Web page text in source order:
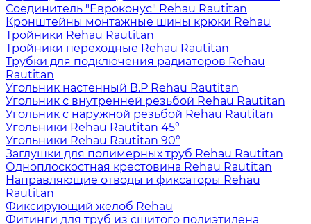
Соединитель "Евроконус" Rehau Rautitan
Кронштейны монтажные шины крюки Rehau
Тройники Rehau Rautitan
Тройники переходные Rehau Rautitan
Трубки для подключения радиаторов Rehau
Rautitan
Угольник настенный В.Р Rehau Rautitan
Угольник с внутренней резьбой Rehau Rautitan
Угольник с наружной резьбой Rehau Rautitan
Угольники Rehau Rautitan 45°
Угольники Rehau Rautitan 90°
Заглушки для полимерных труб Rehau Rautitan
Одноплоскостная крестовина Rehau Rautitan
Направляющие отводы и фиксаторы Rehau
Rautitan
Фиксирующий желоб Rehau
Фитинги для труб из сшитого полиэтилена